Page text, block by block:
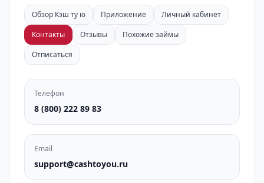
Обзор Кэш ту ю Приложение
Личный кабинет
Контакты
Отзывы
Похожие займы
Отписаться
Телефон
8 (800) 222 89 83
Email
support@cashtoyou.ru